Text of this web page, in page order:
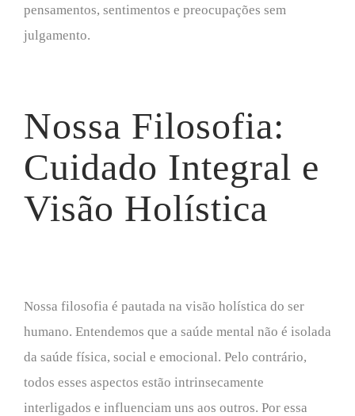
pensamentos, sentimentos e preocupações sem
julgamento.
Nossa Filosofia:
Cuidado Integral e
Visão Holística
Nossa filosofia é pautada na visão holística do ser
humano. Entendemos que a saúde mental não é isolada
da saúde física, social e emocional. Pelo contrário,
todos esses aspectos estão intrinsecamente
interligados e influenciam uns aos outros. Por essa